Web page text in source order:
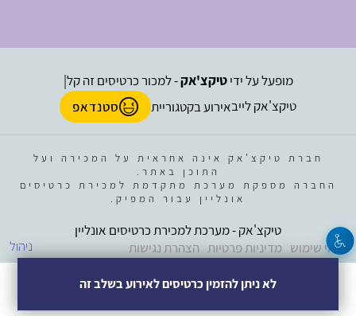
מופעל על ידיטיקצ'אק- למכור כרטיסים זה קל
טיקצ'אק לייבאירוע בקטגוריית סטנדאפ
חברת טיקצ'אק אינה אחראית על המכירה ועל
התוכן באתר.
החברה מספקת מערכת מתקדמת למכירת כרטיסים
אונליין עבור המפיק.
ניהול
טיקצ'אק - מערכת למכירת כרטיסים אונליין
תנאי שימוש מדיניות פרטיות הצהרת נגישות
לא ניתן להזמין כרטיסים לאירוע בשלב זה